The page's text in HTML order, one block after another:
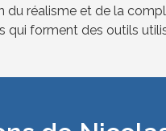
du réalisme et de la
qui forment des outils